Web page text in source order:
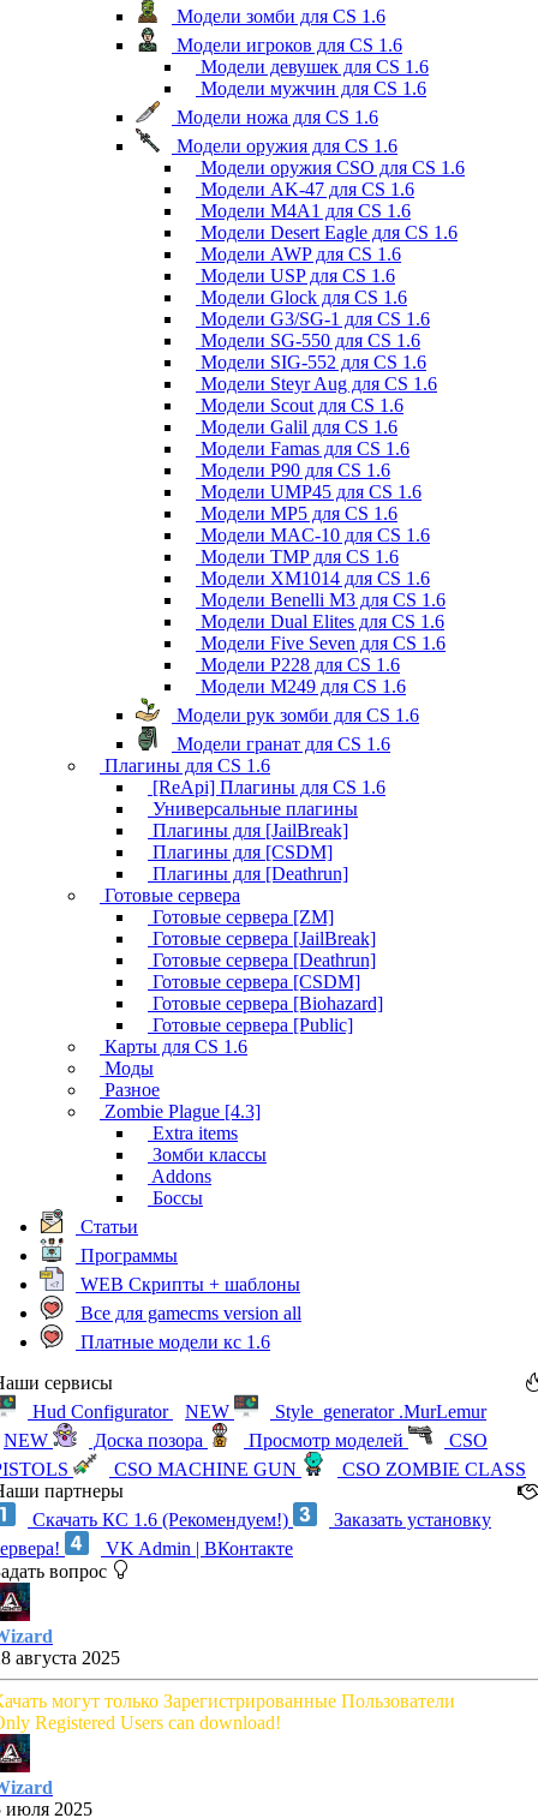
Модели зомби для CS 1.6
Модели игроков для CS 1.6
Модели девушек для CS 1.6
Модели мужчин для CS 1.6
Модели ножа для CS 1.6
Модели оружия для CS 1.6
Модели оружия CSO для CS 1.6
Модели AK-47 для CS 1.6
Модели M4A1 для CS 1.6
Модели Desert Eagle для CS 1.6
Модели AWP для CS 1.6
Модели USP для CS 1.6
Модели Glock для CS 1.6
Модели G3/SG-1 для CS 1.6
Модели SG-550 для CS 1.6
Модели SIG-552 для CS 1.6
Модели Steyr Aug для CS 1.6
Модели Scout для CS 1.6
Модели Galil для CS 1.6
Модели Famas для CS 1.6
Модели P90 для CS 1.6
Модели UMP45 для CS 1.6
Модели MP5 для CS 1.6
Модели MAC-10 для CS 1.6
Модели TMP для CS 1.6
Модели XM1014 для CS 1.6
Модели Benelli M3 для CS 1.6
Модели Dual Elites для CS 1.6
Модели Five Seven для CS 1.6
Модели P228 для CS 1.6
Модели M249 для CS 1.6
Модели рук зомби для CS 1.6
Модели гранат для CS 1.6
Плагины для CS 1.6
[ReApi] Плагины для CS 1.6
Универсальные плагины
Плагины для [JailBreak]
Плагины для [CSDM]
Плагины для [Deathrun]
Готовые сервера
Готовые сервера [ZM]
Готовые сервера [JailBreak]
Готовые сервера [Deathrun]
Готовые сервера [CSDM]
Готовые сервера [Biohazard]
Готовые сервера [Public]
Карты для CS 1.6
Моды
Разное
Zombie Plague [4.3]
Extra items
Зомби классы
Addons
Боссы
Статьи
Программы
WEB Скрипты + шаблоны
Все для gamecms version all
Платные модели кс 1.6
сервисы
Hud Configurator
NEW
Style_generator .MurLemur
NEW
Доска позора Просмотр моделей
CSO
CSO MACHINE GUN
CSO ZOMBIE CLASS
партнеры
Скачать КС 1.6 (Рекомендуем!)
Заказать установку
VK Admin | ВКонтакте
вопрос
августа 2025
могут только Зарегистрированные Пользователи
Registered Users can download!
июля 2025